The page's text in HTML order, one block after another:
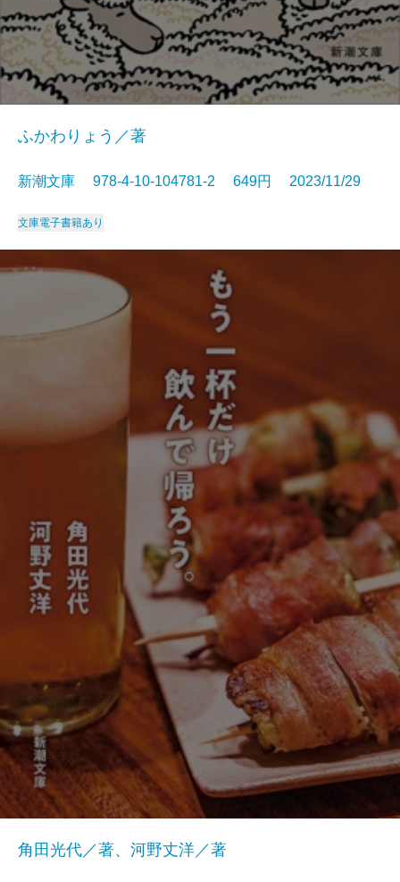
ふかわりょう／著
新潮文庫 978-4-10-104781-2 649円 2023/11/29
文庫電子書籍あり
角田光代／著、河野丈洋／著